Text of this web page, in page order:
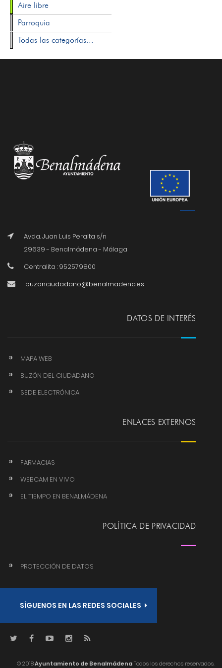
Aire libre
Parroquia
Todas las categorías...
Avda. Juan Luis Peralta s/n
29639 - Benalmádena - Málaga
Centralita : 952579800
buzonciudadano@benalmadena.es
DATOS DE INTERÉS
MAPA WEB
BUZÓN DEL CIUDADANO
SEDE ELECTRÓNICA
ENLACES EXTERNOS
FARMACIAS
WEBCAM EN VIVO
EL TIEMPO EN BENALMÁDENA
POLÍTICA DE PRIVACIDAD
PROTECCIÓN DE DATOS
SÍGUENOS EN LAS REDES SOCIALES
© 2018Ayuntamiento de BenalmádenaTodos los derechos reservados.